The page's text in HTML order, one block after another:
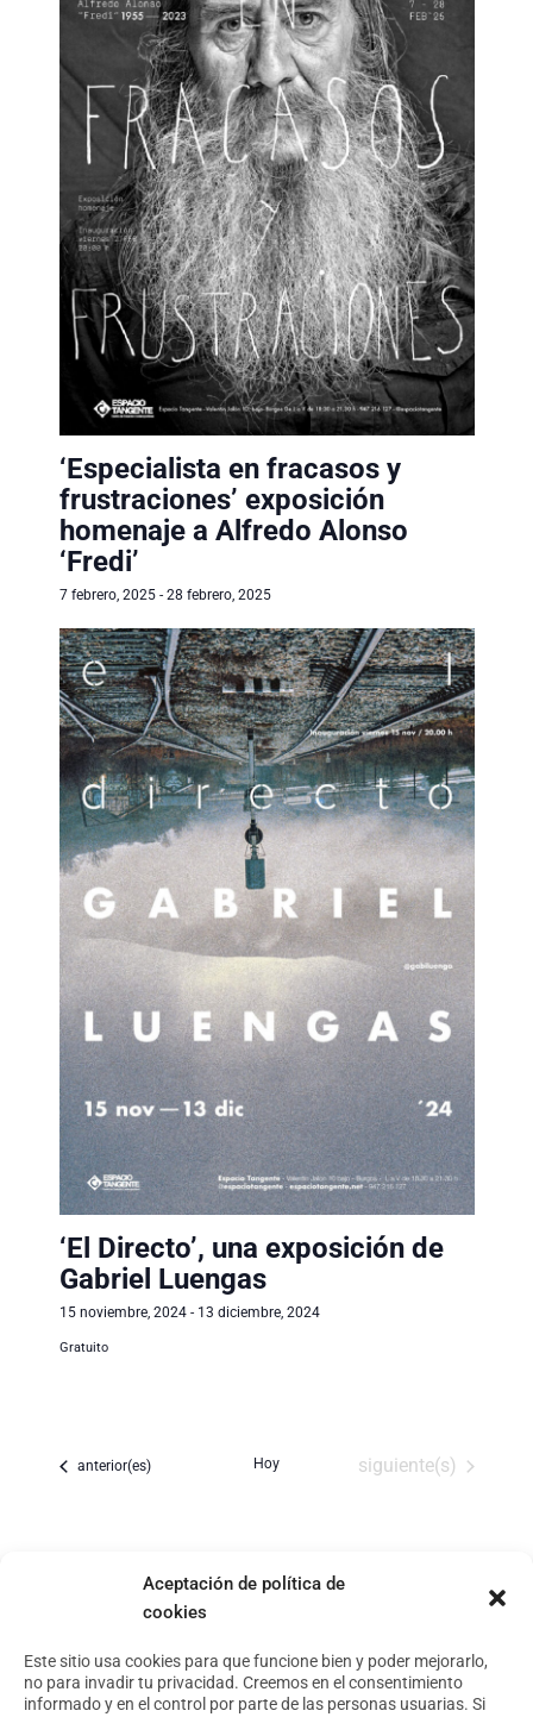
Aceptación de política de
cookies
Este sitio usa cookies para que funcione bien y poder mejorarlo,
no para invadir tu privacidad. Creemos en el consentimiento
informado y en el control por parte de las personas usuarias. Si
‘Especialista en fracasos y
frustraciones’ exposición
homenaje a Alfredo Alonso
‘Fredi’
7 febrero, 2025- 28 febrero, 2025
‘El Directo’, una exposición de
Gabriel Luengas
15 noviembre, 2024- 13 diciembre, 2024
Gratuito
Eventos
anterior(es) Hoy Eventos
siguiente(s)
Política de privacidad
Política de cookies